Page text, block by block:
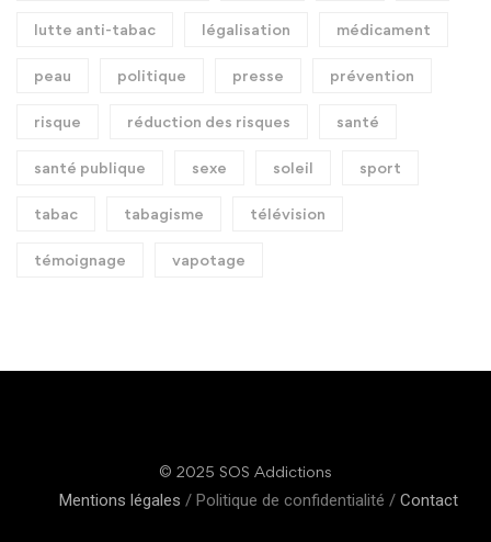
lutte anti-tabac légalisation médicament
peau politique presse prévention
risque réduction des risques santé
santé publique sexe soleil sport
tabac tabagisme télévision
témoignage vapotage
© 2025 SOS Addictions
Mentions légales / Politique de confidentialité / Contact